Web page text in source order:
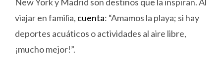
viajar en familia, cuenta: “Amamos la playa; si hay
deportes acuáticos o actividades al aire libre,
¡mucho mejor!”.